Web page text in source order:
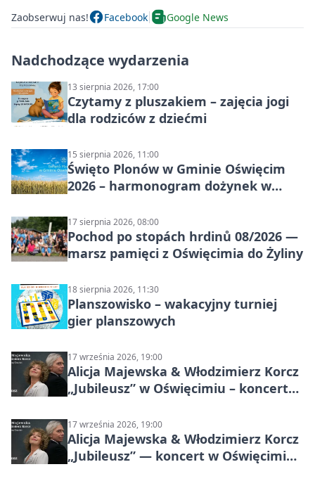
Zaobserwuj nas! Facebook Google News
Nadchodzące wydarzenia
13 sierpnia 2026, 17:00
Czytamy z pluszakiem – zajęcia jogi
dla rodziców z dziećmi
15 sierpnia 2026, 11:00
Święto Plonów w Gminie Oświęcim
2026 – harmonogram dożynek w
17 sierpnia 2026, 08:00
Pochod po stopách hrdinů 08/2026 —
marsz pamięci z Oświęcimia do Żyliny
18 sierpnia 2026, 11:30
Planszowisko – wakacyjny turniej
gier planszowych
17 września 2026, 19:00
Alicja Majewska & Włodzimierz Korcz
„Jubileusz” w Oświęcimiu – koncert
17 września 2026, 19:00
Alicja Majewska & Włodzimierz Korcz
„Jubileusz” — koncert w Oświęcimiu,